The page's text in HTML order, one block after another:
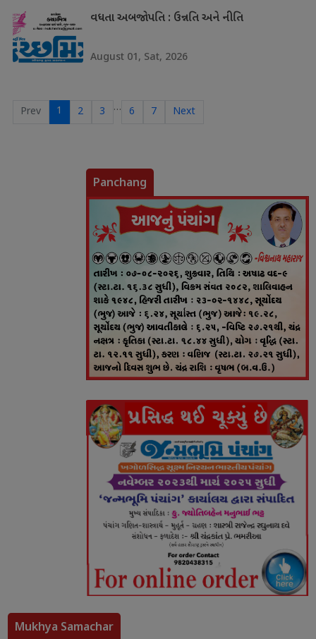
વધતા અબજોપતિ : ઉન્નતિ અને નીતિ
August 01, Sat, 2026
Prev 1 2 3 … 6 7 Next
Panchang
Mukhya Samachar